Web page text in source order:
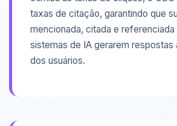
taxas de citação, garantindo que
mencionada, citada e referenciada
sistemas de IA gerarem respostas
dos usuários.